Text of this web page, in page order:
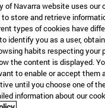
of Navarra website uses our
store and retrieve
types of cookies have
identify you as a user,
habits respecting your
the content is displayed.
to enable or accept them
until you choose one of
information about our